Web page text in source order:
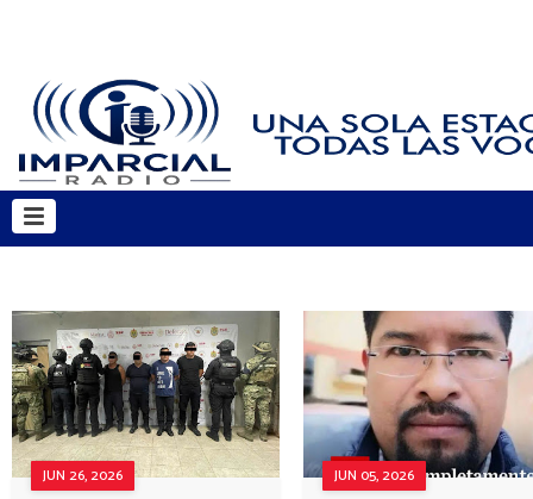
JUN 26, 2026 JUN 05, 2026